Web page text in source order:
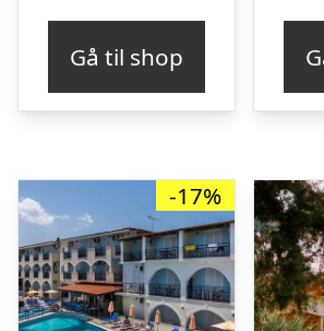
var:
kr. 3.861,30.kr.
Gå til shop
-17%